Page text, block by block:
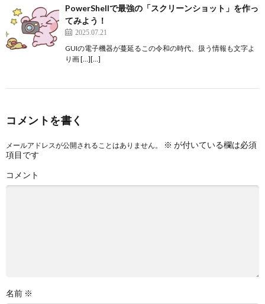
PowerShellで最強の「スクリーンショット」を作っ
てみよう！
2025.07.21
GUIの電子機器が蔓延るこの令和の時代、扱う情報も文字よ
り画 […][…]
コメントを書く
メールアドレスが公開されることはありません。 ※ が付いている欄は必須
項目です
コメント
名前 ※